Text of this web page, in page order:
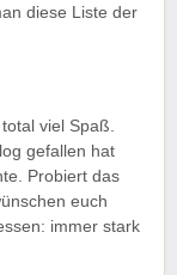
diese Liste der
viel Spaß.
gefallen hat
Probiert das
euch
immer stark